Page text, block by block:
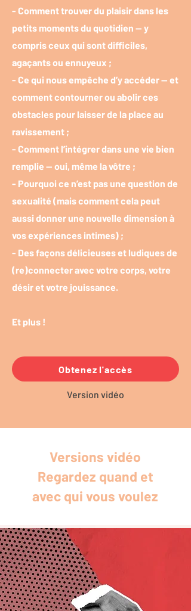
- Comment trouver du plaisir dans les
petits moments du quotidien — y
compris ceux qui sont difficiles,
agaçants ou ennuyeux ;
- Ce qui nous empêche d’y accéder — et
comment contourner ou abolir ces
obstacles pour laisser de la place au
ravissement ;
- Comment l’intégrer dans une vie bien
remplie — oui, même la vôtre ;
- Pourquoi ce n’est pas une question de
sexualité (mais comment cela peut
aussi donner une nouvelle dimension à
vos expériences intimes) ;
- Des façons délicieuses et ludiques de
(re)connecter avec votre corps, votre
désir et votre jouissance.
Et plus !
Obtenez l'accès
Version vidéo
Versions vidéo
Regardez quand et
avec qui vous voulez